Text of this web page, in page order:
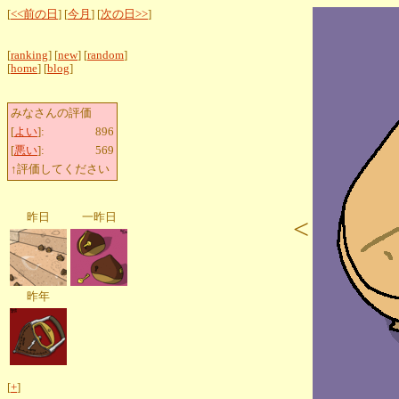
[<<前の日 ] [今月 ] [次の日>>]
[ranking] [new] [random]
[home] [blog]
みなさんの評価
[よい]:
896
[悪い]:
569
↑評価してください
昨日 一昨日
昨年
[+]
<